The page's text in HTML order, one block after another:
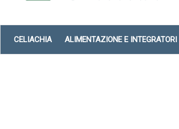
CELIACHIA ALIMENTAZIONE E INTEGRATORI